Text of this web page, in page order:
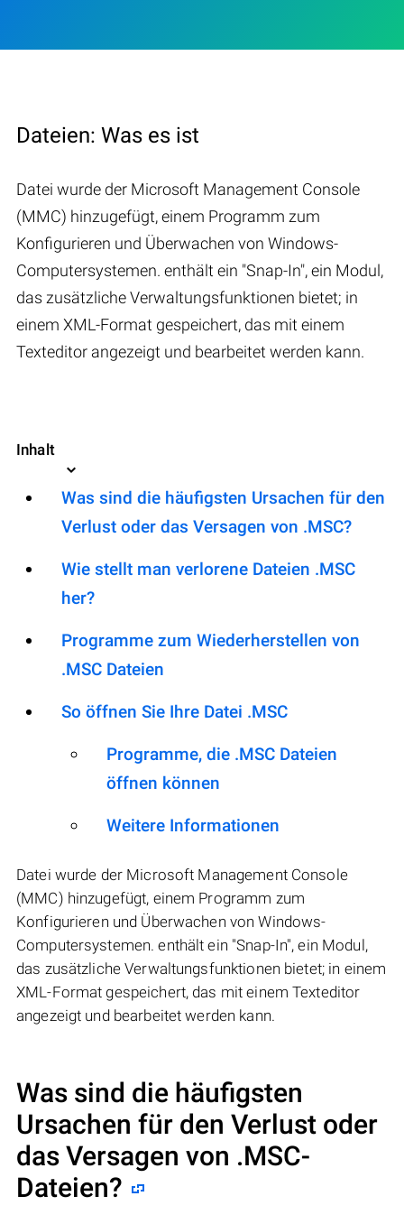
Dateien: Was es ist
Datei wurde der Microsoft Management Console
(MMC) hinzugefügt, einem Programm zum
Konfigurieren und Überwachen von Windows-
Computersystemen. enthält ein "Snap-In", ein Modul,
das zusätzliche Verwaltungsfunktionen bietet; in
einem XML-Format gespeichert, das mit einem
Texteditor angezeigt und bearbeitet werden kann.
Inhalt
Was sind die häufigsten Ursachen für den
Verlust oder das Versagen von .MSC?
Wie stellt man verlorene Dateien .MSC
her?
Programme zum Wiederherstellen von
.MSC Dateien
So öffnen Sie Ihre Datei .MSC
Programme, die .MSC Dateien
öffnen können
Weitere Informationen
Datei wurde der Microsoft Management Console
(MMC) hinzugefügt, einem Programm zum
Konfigurieren und Überwachen von Windows-
Computersystemen. enthält ein "Snap-In", ein Modul,
das zusätzliche Verwaltungsfunktionen bietet; in einem
XML-Format gespeichert, das mit einem Texteditor
angezeigt und bearbeitet werden kann.
Was sind die häufigsten
Ursachen für den Verlust oder
das Versagen von .MSC-
Dateien?